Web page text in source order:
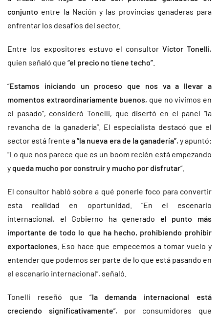
conjunto entre la Nación y las provincias ganaderas para
enfrentar los desafíos del sector.
Entre los expositores estuvo el consultorVíctor Tonelli,
quien señaló que “el precio no tiene techo”
“Estamos iniciando un proceso que nos va a llevar a
momentos extraordinariamente buenos, que no vivimos en
el pasado”, consideró Tonelli, que disertó en el panel “la
revancha de la ganadería”. El especialista destacó que el
sector está frente a“la nueva era de la ganadería”, y apuntó:
“Lo que nos parece que es un boom recién está empezando
y queda mucho por construir y mucho por disfrutar“.
El consultor habló sobre a qué ponerle foco para convertir
esta realidad en oportunidad. “En el escenario
internacional, el Gobierno ha generado el punto más
importante de todo lo que ha hecho, prohibiendo prohibir
exportaciones . Eso hace que empecemos a tomar vuelo y
entender que podemos ser parte de lo que está pasando en
el escenario internacional”, señaló.
Tonelli reseñó que “la demanda internacional está
creciendo significativamente”, por consumidores que